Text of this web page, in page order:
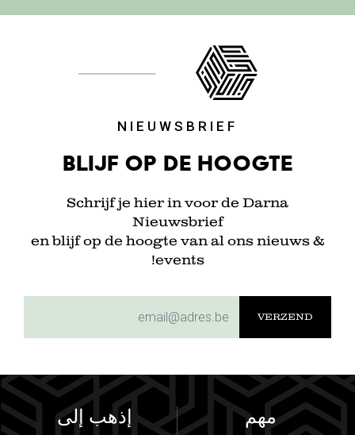
NIEUWSBRIEF
Blijf op de hoogte
Schrijf je hier in voor de Darna
Nieuwsbrief
en blijf op de hoogte van al ons nieuws &
events!
إذهب إلى مهم